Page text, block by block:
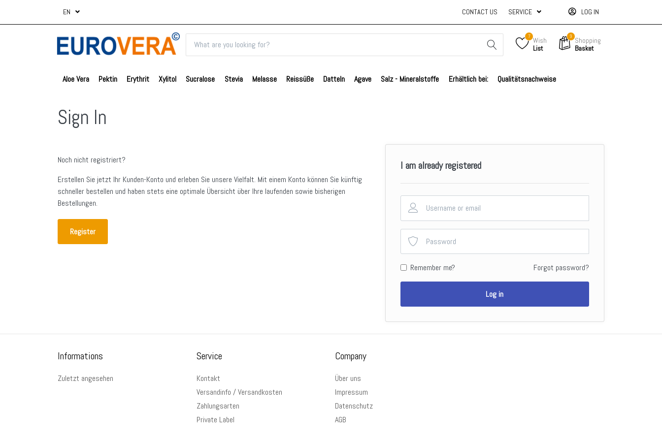
EN CONTACT US SERVICE LOG IN
7 Wish
List
9 Shopping
Basket
Aloe Vera Pektin Erythrit Xylitol Sucralose Stevia Melasse Reissüße Datteln Agave Salz - Mineralstoffe Erhältlich bei: Qualitätsnachweise
Sign In
I am already registered
Remember me? Forgot password?
Log in
Noch nicht registriert?
Erstellen Sie jetzt Ihr Kunden-Konto und erleben Sie unsere Vielfalt. Mit einem Konto können Sie künftig
schneller bestellen und haben stets eine optimale Übersicht über Ihre laufenden sowie bisherigen
Bestellungen.
Register
Informations
Zuletzt angesehen
Service
Kontakt
Versandinfo / Versandkosten
Zahlungsarten
Private Label
Company
Über uns
Impressum
Datenschutz
AGB